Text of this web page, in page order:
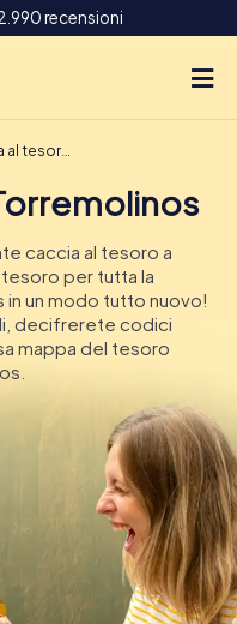
recensioni
DE
IE
Torremolinos
caccia al tesoro a
per tutta la
un modo tutto nuovo!
decifrerete codici
mappa del tesoro